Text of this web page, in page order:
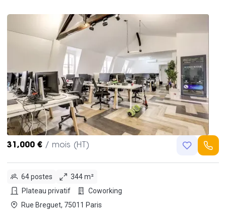
31,000 € / mois (HT)
64 postes
344 m²
Plateau privatif
Coworking
Rue Breguet, 75011 Paris